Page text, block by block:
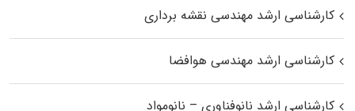
کارشناسی ارشد مهندسی نقشه برداری
کارشناسی ارشد مهندسی هوافضا
کارشناسی ارشد نانوفناوری – نانومواد